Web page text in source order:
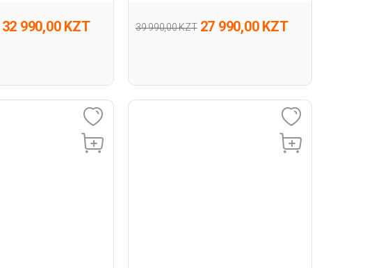
32 990,00 KZT 39 990,00 KZT 27 990,00 KZT